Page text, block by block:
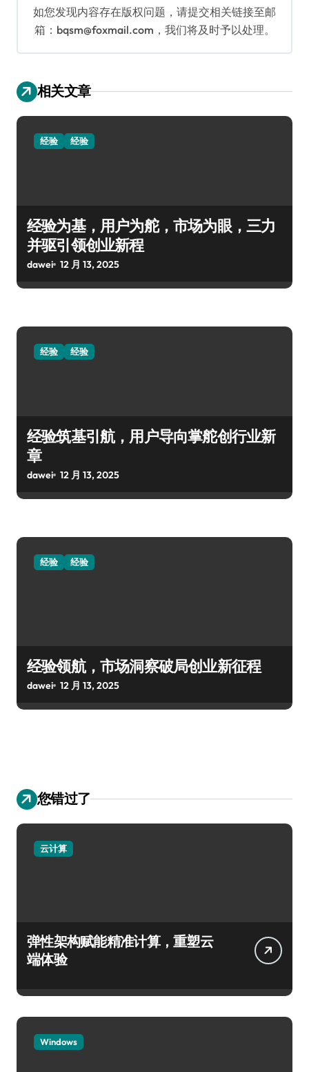
如您发现内容存在版权问题，请提交相关链接至邮
箱：bqsm@foxmail.com，我们将及时予以处理。
相关文章
经验 经验
经验为基，用户为舵，市场为眼，三力
并驱引领创业新程
dawei 12 月 13, 2025
经验 经验
经验筑基引航，用户导向掌舵创行业新
章
dawei 12 月 13, 2025
经验 经验
经验领航，市场洞察破局创业新征程
dawei 12 月 13, 2025
您错过了
云计算
弹性架构赋能精准计算，重塑云
端体验
Windows